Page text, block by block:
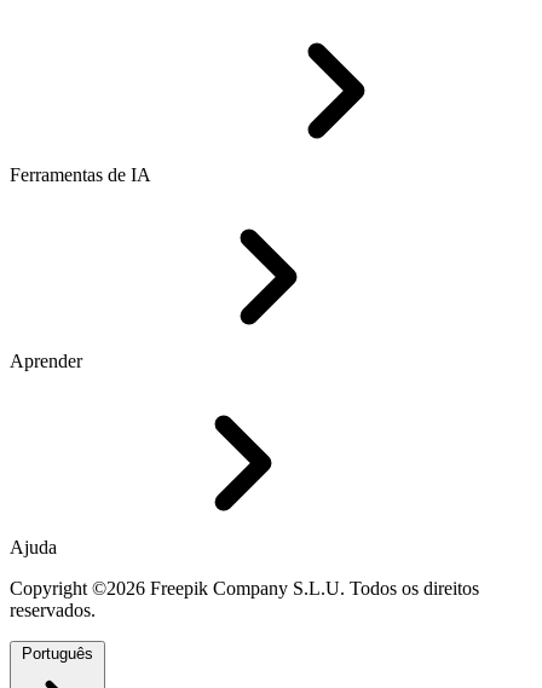
Ferramentas de IA
Aprender
Ajuda
Copyright ©2026 Freepik Company S.L.U. Todos os direitos
reservados.
Português